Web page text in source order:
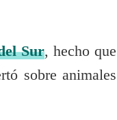
Sur, hecho que
sobre animales